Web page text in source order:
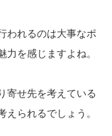
われるのは大事なポ
を感じますよね。
寄せ先を考えている
られるでしょう。